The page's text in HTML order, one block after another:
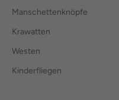
Manschettenknöpfe
Krawatten
Westen
Kinderfliegen